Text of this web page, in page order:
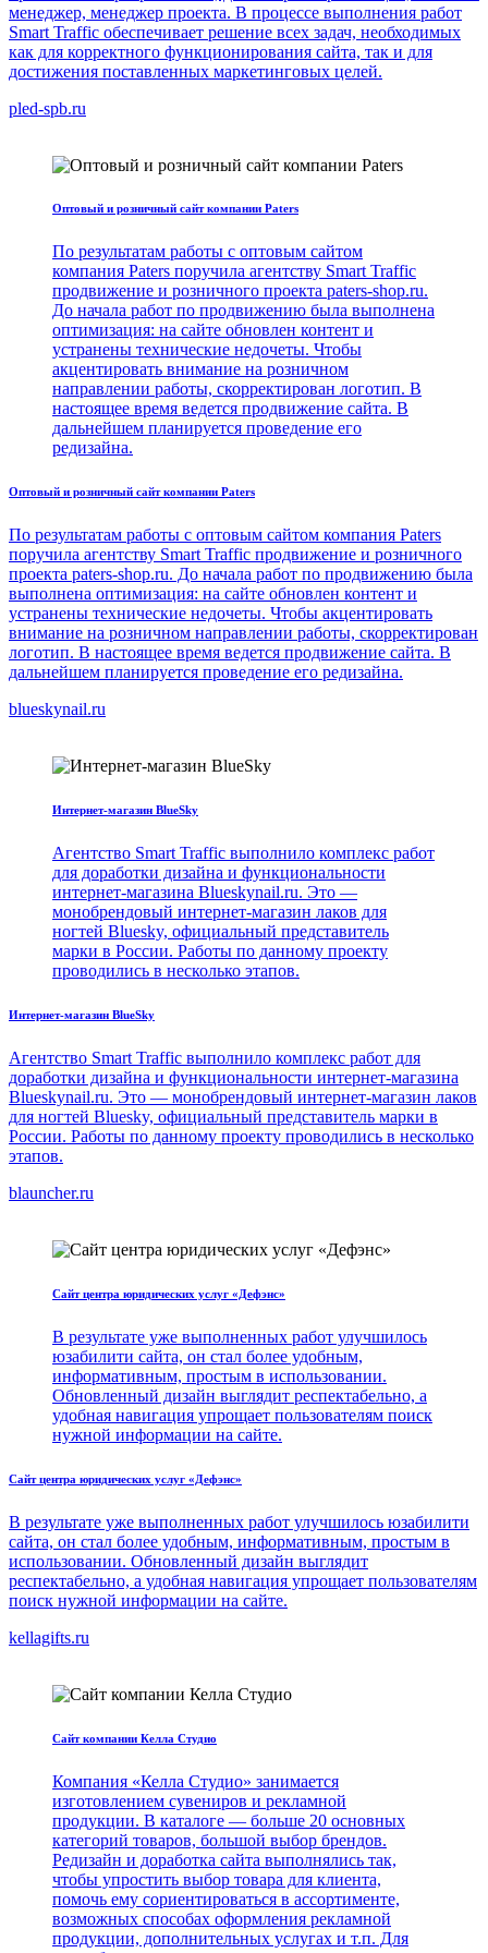
менеджер, менеджер проекта. В процессе выполнения работ
Smart Traffic обеспечивает решение всех задач, необходимых
как для корректного функционирования сайта, так и для
достижения поставленных маркетинговых целей.
pled-spb.ru
Оптовый и розничный сайт компании Paters
По результатам работы с оптовым сайтом
компания Paters поручила агентству Smart Traffic
продвижение и розничного проекта paters-shop.ru.
До начала работ по продвижению была выполнена
оптимизация: на сайте обновлен контент и
устранены технические недочеты. Чтобы
акцентировать внимание на розничном
направлении работы, скорректирован логотип. В
настоящее время ведется продвижение сайта. В
дальнейшем планируется проведение его
редизайна.
Оптовый и розничный сайт компании Paters
По результатам работы с оптовым сайтом компания Paters
поручила агентству Smart Traffic продвижение и розничного
проекта paters-shop.ru. До начала работ по продвижению была
выполнена оптимизация: на сайте обновлен контент и
устранены технические недочеты. Чтобы акцентировать
внимание на розничном направлении работы, скорректирован
логотип. В настоящее время ведется продвижение сайта. В
дальнейшем планируется проведение его редизайна.
blueskynail.ru
Интернет-магазин BlueSky
Агентство Smart Traffic выполнило комплекс работ
для доработки дизайна и функциональности
интернет-магазина Blueskynail.ru. Это —
монобрендовый интернет-магазин лаков для
ногтей Bluesky, официальный представитель
марки в России. Работы по данному проекту
проводились в несколько этапов.
Интернет-магазин BlueSky
Агентство Smart Traffic выполнило комплекс работ для
доработки дизайна и функциональности интернет-магазина
Blueskynail.ru. Это — монобрендовый интернет-магазин лаков
для ногтей Bluesky, официальный представитель марки в
России. Работы по данному проекту проводились в несколько
этапов.
blauncher.ru
Сайт центра юридических услуг «Дефэнс»
В результате уже выполненных работ улучшилось
юзабилити сайта, он стал более удобным,
информативным, простым в использовании.
Обновленный дизайн выглядит респектабельно, а
удобная навигация упрощает пользователям поиск
нужной информации на сайте.
Сайт центра юридических услуг «Дефэнс»
В результате уже выполненных работ улучшилось юзабилити
сайта, он стал более удобным, информативным, простым в
использовании. Обновленный дизайн выглядит
респектабельно, а удобная навигация упрощает пользователям
поиск нужной информации на сайте.
kellagifts.ru
Сайт компании Келла Студио
Компания «Келла Студио» занимается
изготовлением сувениров и рекламной
продукции. В каталоге — больше 20 основных
категорий товаров, большой выбор брендов.
Редизайн и доработка сайта выполнялись так,
чтобы упростить выбор товара для клиента,
помочь ему сориентироваться в ассортименте,
возможных способах оформления рекламной
продукции, дополнительных услугах и т.п. Для